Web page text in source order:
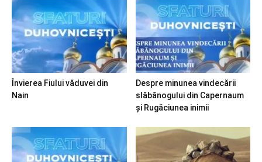
Învierea Fiului văduvei din
Nain
Despre minunea vindecării
slăbănogului din Capernaum
și Rugăciunea inimii